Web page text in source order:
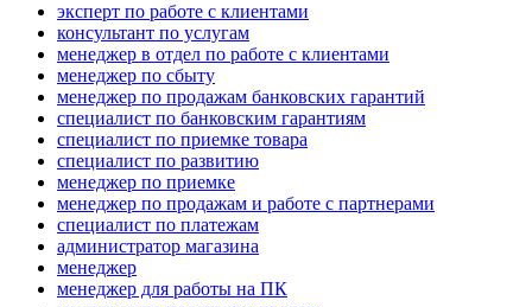
эксперт по работе с клиентами
консультант по услугам
менеджер в отдел по работе с клиентами
менеджер по сбыту
менеджер по продажам банковских гарантий
специалист по банковским гарантиям
специалист по приемке товара
специалист по развитию
менеджер по приемке
менеджер по продажам и работе с партнерами
специалист по платежам
администратор магазина
менеджер
менеджер для работы на ПК